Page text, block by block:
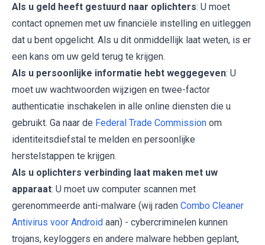
Als u geld heeft gestuurd naar oplichters: U moet
contact opnemen met uw financiële instelling en uitleggen
dat u bent opgelicht. Als u dit onmiddellijk laat weten, is er
een kans om uw geld terug te krijgen.
Als u persoonlijke informatie hebt weggegeven: U
moet uw wachtwoorden wijzigen en twee-factor
authenticatie inschakelen in alle online diensten die u
gebruikt. Ga naar de Federal Trade Commission om
identiteitsdiefstal te melden en persoonlijke
herstelstappen te krijgen.
Als u oplichters verbinding laat maken met uw
apparaat: U moet uw computer scannen met
gerenommeerde anti-malware (wij raden Combo Cleaner
Antivirus voor Android aan) - cybercriminelen kunnen
trojans, keyloggers en andere malware hebben geplant,